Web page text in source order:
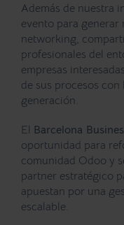
Además de nuestra
evento para generar
networking,
profesionales del
empresas
de sus procesos con
generación.
El Barcelona
oportunidad para
comunidad Odoo y
partner estratégico
apuestan por una
escalable.